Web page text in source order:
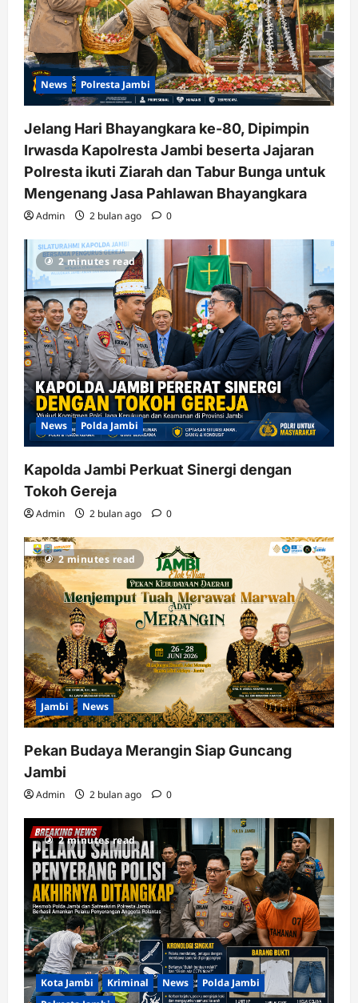
News Polresta Jambi
Jelang Hari Bhayangkara ke-80, Dipimpin
Irwasda Kapolresta Jambi beserta Jajaran
Polresta ikuti Ziarah dan Tabur Bunga untuk
Mengenang Jasa Pahlawan Bhayangkara
Admin 2 bulan ago 0
2 minutes read
News Polda Jambi
Kapolda Jambi Perkuat Sinergi dengan
Tokoh Gereja
Admin 2 bulan ago 0
2 minutes read
Jambi News
Pekan Budaya Merangin Siap Guncang
Jambi
Admin 2 bulan ago 0
2 minutes read
Kota Jambi Kriminal News
Polda Jambi